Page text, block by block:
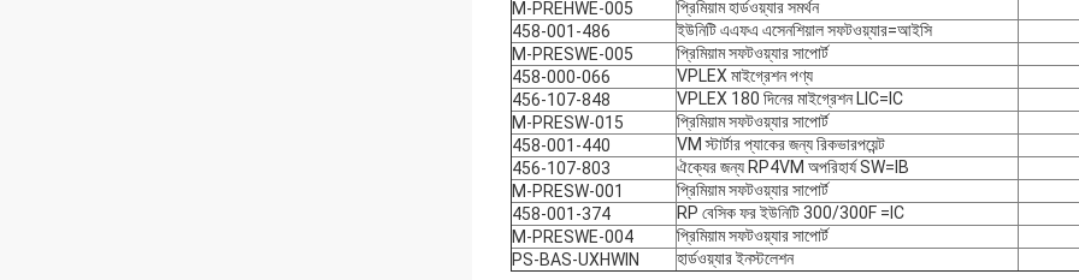
M-PREHWE-005
প্রিমিয়াম হার্ডওয়্যার সমর্থন
458-001-486
ইউনিটি এএফএ এসেনশিয়াল সফটওয়্যার=আইসি
M-PRESWE-005
প্রিমিয়াম সফটওয়্যার সাপোর্ট
458-000-066
VPLEX মাইগ্রেশন পণ্য
456-107-848
VPLEX 180 দিনের মাইগ্রেশন LIC=IC
M-PRESW-015
প্রিমিয়াম সফটওয়্যার সাপোর্ট
458-001-440
VM স্টার্টার প্যাকের জন্য রিকভারপয়েন্ট
456-107-803
ঐক্যের জন্য RP4VM অপরিহার্য SW=IB
M-PRESW-001
প্রিমিয়াম সফটওয়্যার সাপোর্ট
458-001-374
RP বেসিক ফর ইউনিটি 300/300F =IC
M-PRESWE-004
প্রিমিয়াম সফটওয়্যার সাপোর্ট
PS-BAS-UXHWIN
হার্ডওয়্যার ইনস্টলেশন